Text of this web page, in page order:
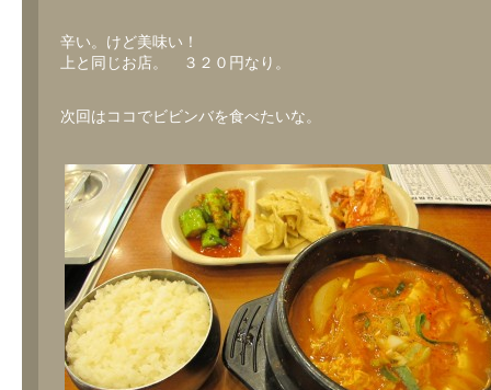
辛い。けど美味い！
上と同じお店。 ３２０円なり。
次回はココでビビンバを食べたいな。